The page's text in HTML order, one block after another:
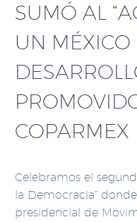
SUMÓ AL
UN MÉXICO
COPARMEX
Celebramos el
la Democracia”
presidencial de